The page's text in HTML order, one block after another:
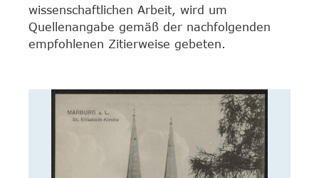
wissenschaftlichen Arbeit, wird um
Quellenangabe gemäß der nachfolgenden
empfohlenen Zitierweise gebeten.